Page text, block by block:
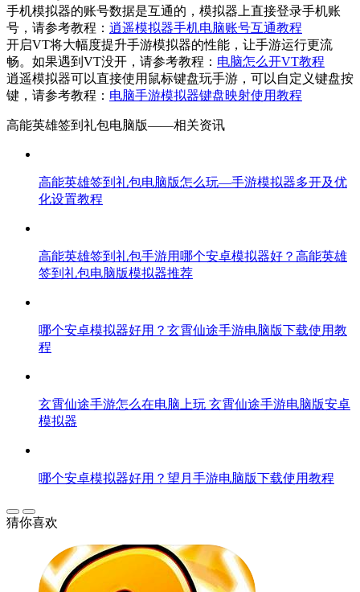
手机模拟器的账号数据是互通的，模拟器上直接登录手机账
号，请参考教程： 逍遥模拟器手机电脑账号互通教程
开启VT将大幅度提升手游模拟器的性能，让手游运行更流
畅。如果遇到VT没开，请参考教程： 电脑怎么开VT教程
逍遥模拟器可以直接使用鼠标键盘玩手游，可以自定义键盘按
键，请参考教程： 电脑手游模拟器键盘映射使用教程
高能英雄签到礼包电脑版——相关资讯
高能英雄签到礼包电脑版怎么玩—手游模拟器多开及优
化设置教程
高能英雄签到礼包手游用哪个安卓模拟器好？高能英雄
签到礼包电脑版模拟器推荐
哪个安卓模拟器好用？玄霄仙途手游电脑版下载使用教
程
玄霄仙途手游怎么在电脑上玩 玄霄仙途手游电脑版安卓
模拟器
哪个安卓模拟器好用？望月手游电脑版下载使用教程
猜你喜欢